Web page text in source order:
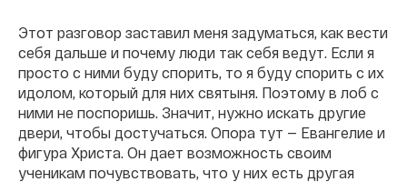
Этот разговор заставил меня задуматься, как вести
себя дальше и почему люди так себя ведут. Если я
просто с ними буду спорить, то я буду спорить с их
идолом, который для них святыня. Поэтому в лоб с
ними не поспоришь. Значит, нужно искать другие
двери, чтобы достучаться. Опора тут — Евангелие и
фигура Христа. Он дает возможность своим
ученикам почувствовать, что у них есть другая